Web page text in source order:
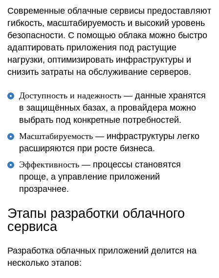
Современные облачные сервисы предоставляют
гибкость, масштабируемость и высокий уровень
безопасности. С помощью облака можно быстро
адаптировать приложения под растущие
нагрузки, оптимизировать инфраструктуры и
снизить затраты на обслуживание серверов.
Доступность и надежность — данные хранятся
в защищённых базах, а провайдера можно
выбрать под конкретные потребностей.
Масштабируемость — инфраструктуры легко
расширяются при росте бизнеса.
Эффективность — процессы становятся
проще, а управление приложений
прозрачнее.
Этапы разработки облачного
сервиса
Разработка облачных приложений делится на
несколько этапов: